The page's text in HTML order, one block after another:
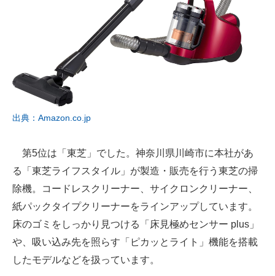
出典：Amazon.co.jp
第5位は「東芝」でした。神奈川県川崎市に本社があ
る「東芝ライフスタイル」が製造・販売を行う東芝の掃
除機。コードレスクリーナー、サイクロンクリーナー、
紙パックタイプクリーナーをラインアップしています。
床のゴミをしっかり見つける「床見極めセンサー plus」
や、吸い込み先を照らす「ピカッとライト」機能を搭載
したモデルなどを扱っています。